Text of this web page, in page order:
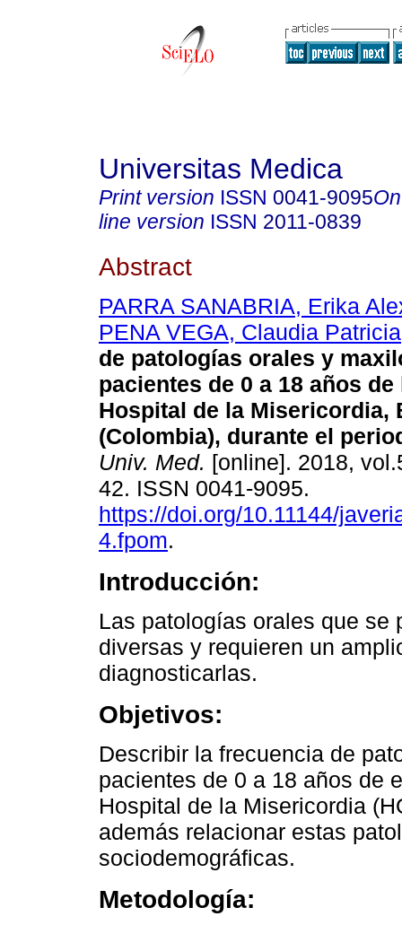
Universitas Medica
Print version ISSN 0041-9095
line version ISSN 2011-0839
Abstract
PARRA SANABRIA, Erika
PENA VEGA, Claudia Patricia
de patologías orales y
pacientes de 0 a 18 años
Hospital de la Misericordia,
(Colombia), durante el
Univ. Med. [online]. 2018,
42. ISSN 0041-9095.
https://doi.org/10.11144/
4.fpom.
Introducción:
Las patologías orales que se
diversas y requieren un
diagnosticarlas.
Objetivos:
Describir la frecuencia de
pacientes de 0 a 18 años de
Hospital de la Misericordia
además relacionar estas
sociodemográficas.
Metodología: